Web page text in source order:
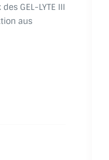
GEL-LYTE III
aus